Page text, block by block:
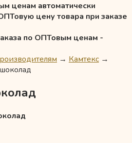
ценам автоматически
цену товара при заказе
по ОПТовым ценам -
→ Камтекс →